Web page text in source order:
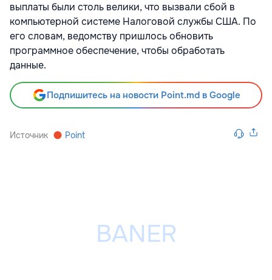
выплаты были столь велики, что вызвали сбой в
компьютерной системе Налоговой службы США. По
его словам, ведомству пришлось обновить
программное обеспечение, чтобы обработать
данные.
Подпишитесь на новости Point.md в Google
Источник Point